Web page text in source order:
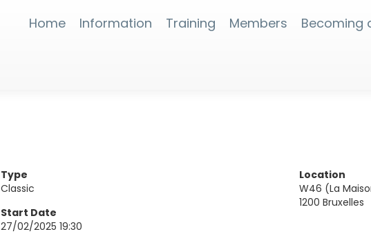
Home Information Training Members Becoming
Type
Classic
Start Date
27/02/2025 19:30
Location
W46 (La
1200 Bruxelles